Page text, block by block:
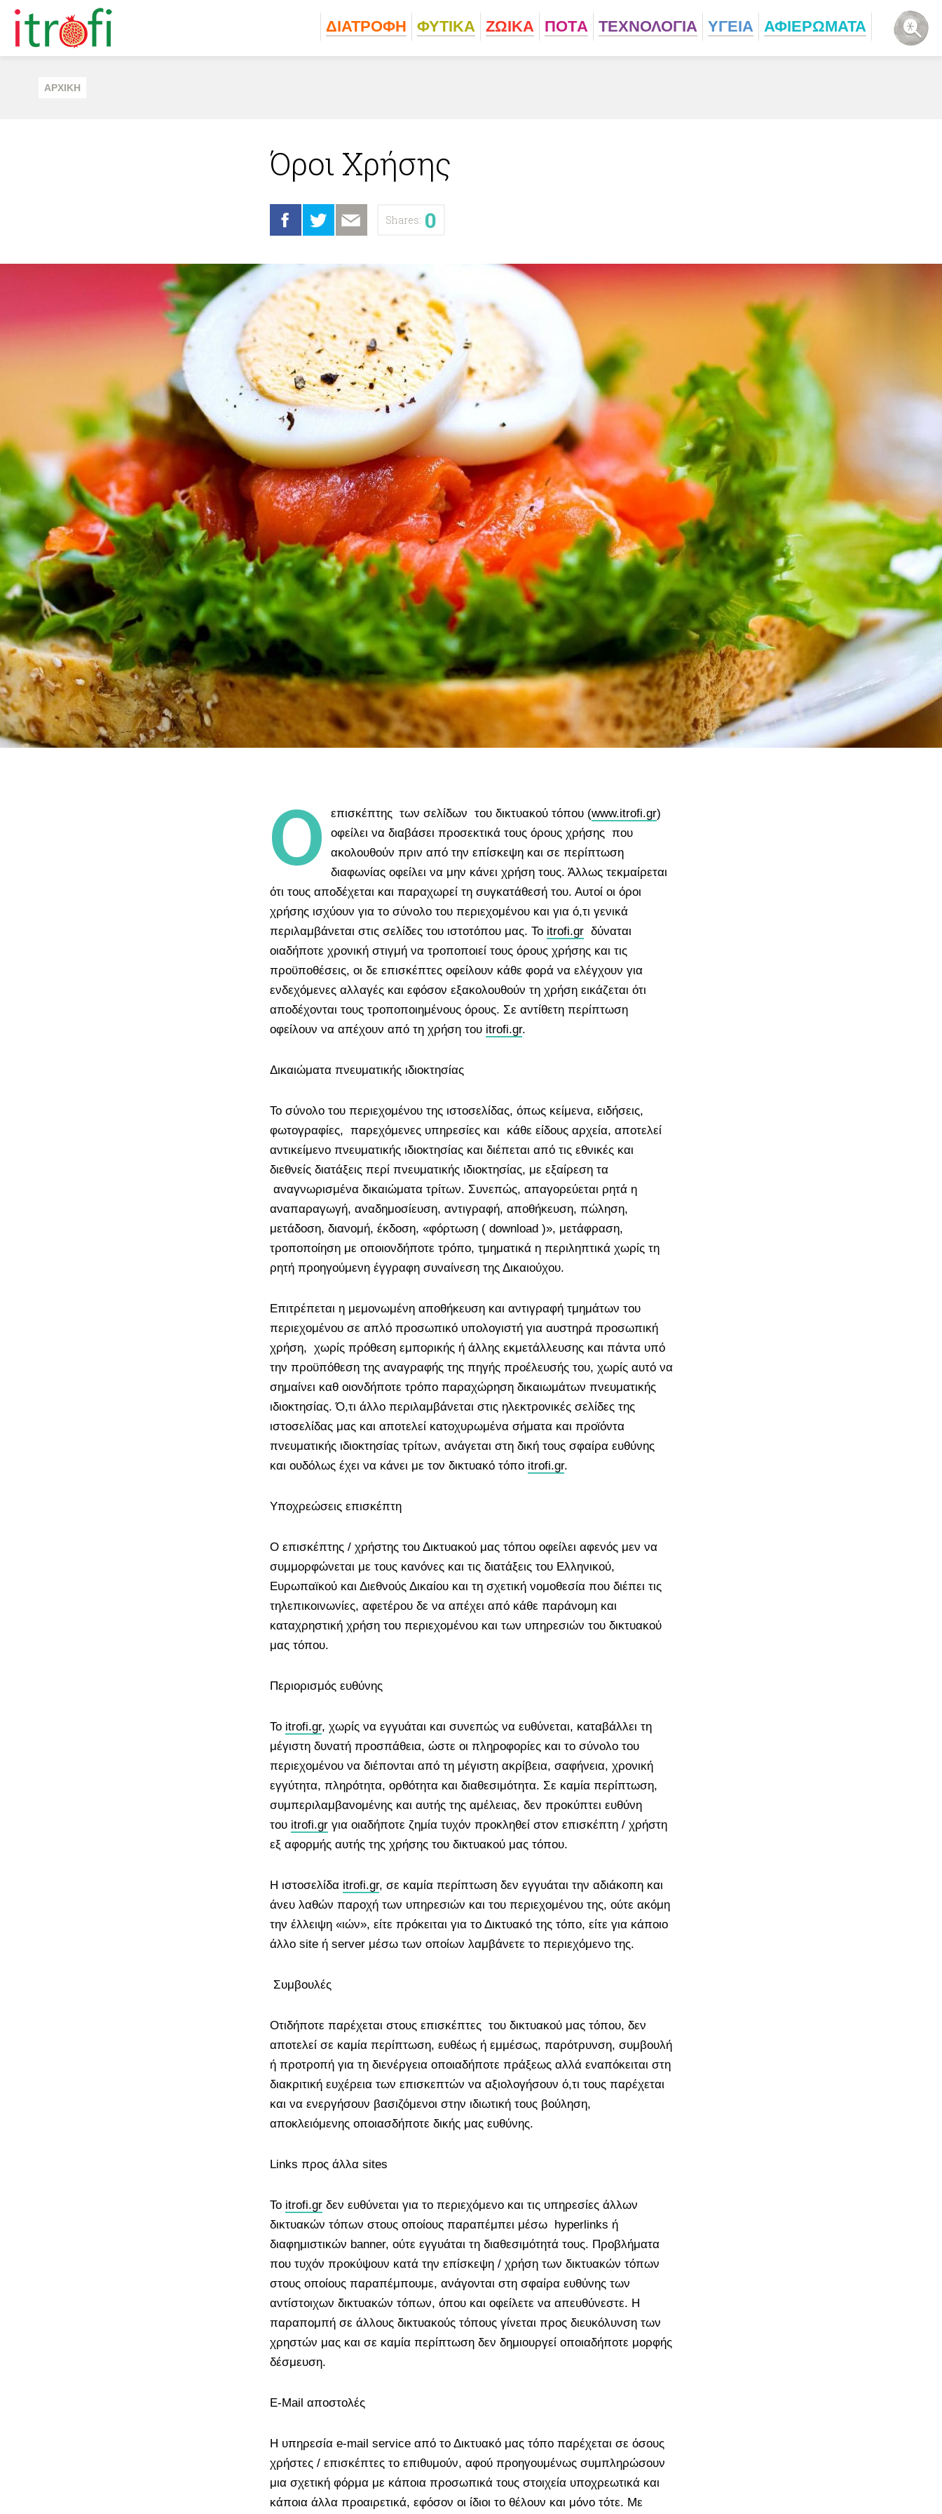
ΔΙΑΤΡΟΦΗ ΦΥΤΙΚA ΖΩΙΚA ΠΟΤA ΤΕΧΝΟΛΟΓΙΑ ΥΓΕΙΑ ΑΦΙΕΡΩΜΑΤΑ
ΑΡΧΙΚΗ
Όροι Χρήσης
Shares: 0
Ο επισκέπτης των σελίδων του δικτυακού τόπου (www.itrofi.gr)
οφείλει να διαβάσει προσεκτικά τους όρους χρήσης που
ακολουθούν πριν από την επίσκεψη και σε περίπτωση
διαφωνίας οφείλει να μην κάνει χρήση τους. Άλλως τεκμαίρεται
ότι τους αποδέχεται και παραχωρεί τη συγκατάθεσή του. Αυτοί οι όροι
χρήσης ισχύουν για το σύνολο του περιεχομένου και για ό,τι γενικά
περιλαμβάνεται στις σελίδες του ιστοτόπου μας. Το itrofi.grδύναται
οιαδήποτε χρονική στιγμή να τροποποιεί τους όρους χρήσης και τις
προϋποθέσεις, οι δε επισκέπτες οφείλουν κάθε φορά να ελέγχουν για
ενδεχόμενες αλλαγές και εφόσον εξακολουθούν τη χρήση εικάζεται ότι
αποδέχονται τους τροποποιημένους όρους. Σε αντίθετη περίπτωση
οφείλουν να απέχουν από τη χρήση του itrofi.gr.
Δικαιώματα πνευματικής ιδιοκτησίας
Το σύνολο του περιεχομένου της ιστοσελίδας, όπως κείμενα, ειδήσεις,
φωτογραφίες, παρεχόμενες υπηρεσίες και κάθε είδους αρχεία, αποτελεί
αντικείμενο πνευματικής ιδιοκτησίας και διέπεται από τις εθνικές και
διεθνείς διατάξεις περί πνευματικής ιδιοκτησίας, με εξαίρεση τα
αναγνωρισμένα δικαιώματα τρίτων. Συνεπώς, απαγορεύεται ρητά η
αναπαραγωγή, αναδημοσίευση, αντιγραφή, αποθήκευση, πώληση,
μετάδοση, διανομή, έκδοση, «φόρτωση ( download )», μετάφραση,
τροποποίηση με οποιονδήποτε τρόπο, τμηματικά η περιληπτικά χωρίς τη
ρητή προηγούμενη έγγραφη συναίνεση της Δικαιούχου.
Επιτρέπεται η μεμονωμένη αποθήκευση και αντιγραφή τμημάτων του
περιεχομένου σε απλό προσωπικό υπολογιστή για αυστηρά προσωπική
χρήση, χωρίς πρόθεση εμπορικής ή άλλης εκμετάλλευσης και πάντα υπό
την προϋπόθεση της αναγραφής της πηγής προέλευσής του, χωρίς αυτό να
σημαίνει καθ οιονδήποτε τρόπο παραχώρηση δικαιωμάτων πνευματικής
ιδιοκτησίας. Ό,τι άλλο περιλαμβάνεται στις ηλεκτρονικές σελίδες της
ιστοσελίδας μας και αποτελεί κατοχυρωμένα σήματα και προϊόντα
πνευματικής ιδιοκτησίας τρίτων, ανάγεται στη δική τους σφαίρα ευθύνης
και ουδόλως έχει να κάνει με τον δικτυακό τόπο itrofi.gr.
Υποχρεώσεις επισκέπτη
Ο επισκέπτης / χρήστης του Δικτυακού μας τόπου οφείλει αφενός μεν να
συμμορφώνεται με τους κανόνες και τις διατάξεις του Ελληνικού,
Ευρωπαϊκού και Διεθνούς Δικαίου και τη σχετική νομοθεσία που διέπει τις
τηλεπικοινωνίες, αφετέρου δε να απέχει από κάθε παράνομη και
καταχρηστική χρήση του περιεχομένου και των υπηρεσιών του δικτυακού
μας τόπου.
Περιορισμός ευθύνης
Το itrofi.gr, χωρίς να εγγυάται και συνεπώς να ευθύνεται, καταβάλλει τη
μέγιστη δυνατή προσπάθεια, ώστε οι πληροφορίες και το σύνολο του
περιεχομένου να διέπονται από τη μέγιστη ακρίβεια, σαφήνεια, χρονική
εγγύτητα, πληρότητα, ορθότητα και διαθεσιμότητα. Σε καμία περίπτωση,
συμπεριλαμβανομένης και αυτής της αμέλειας, δεν προκύπτει ευθύνη
τoυ itrofi.grγια οιαδήποτε ζημία τυχόν προκληθεί στον επισκέπτη / χρήστη
εξ αφορμής αυτής της χρήσης του δικτυακού μας τόπου.
Η ιστοσελίδα itrofi.gr, σε καμία περίπτωση δεν εγγυάται την αδιάκοπη και
άνευ λαθών παροχή των υπηρεσιών και του περιεχομένου της, ούτε ακόμη
την έλλειψη «ιών», είτε πρόκειται για το Δικτυακό της τόπο, είτε για κάποιο
άλλο site ή server μέσω των οποίων λαμβάνετε το περιεχόμενο της.
Συμβουλές
Οτιδήποτε παρέχεται στους επισκέπτες του δικτυακού μας τόπου, δεν
αποτελεί σε καμία περίπτωση, ευθέως ή εμμέσως, παρότρυνση, συμβουλή
ή προτροπή για τη διενέργεια οποιαδήποτε πράξεως αλλά εναπόκειται στη
διακριτική ευχέρεια των επισκεπτών να αξιολογήσουν ό,τι τους παρέχεται
και να ενεργήσουν βασιζόμενοι στην ιδιωτική τους βούληση,
αποκλειόμενης οποιασδήποτε δικής μας ευθύνης.
Links προς άλλα sites
Το itrofi.grδεν ευθύνεται για το περιεχόμενο και τις υπηρεσίες άλλων
δικτυακών τόπων στους οποίους παραπέμπει μέσω hyperlinks ή
διαφημιστικών banner, ούτε εγγυάται τη διαθεσιμότητά τους. Προβλήματα
που τυχόν προκύψουν κατά την επίσκεψη / χρήση των δικτυακών τόπων
στους οποίους παραπέμπουμε, ανάγονται στη σφαίρα ευθύνης των
αντίστοιχων δικτυακών τόπων, όπου και οφείλετε να απευθύνεστε. Η
παραπομπή σε άλλους δικτυακούς τόπους γίνεται προς διευκόλυνση των
χρηστών μας και σε καμία περίπτωση δεν δημιουργεί οποιαδήποτε μορφής
δέσμευση.
E-Mail αποστολές
H υπηρεσία e-mail service από το Δικτυακό μας τόπο παρέχεται σε όσους
χρήστες / επισκέπτες το επιθυμούν, αφού προηγουμένως συμπληρώσουν
μια σχετική φόρμα με κάποια προσωπικά τους στοιχεία υποχρεωτικά και
κάποια άλλα προαιρετικά, εφόσον οι ίδιοι το θέλουν και μόνο τότε. Με